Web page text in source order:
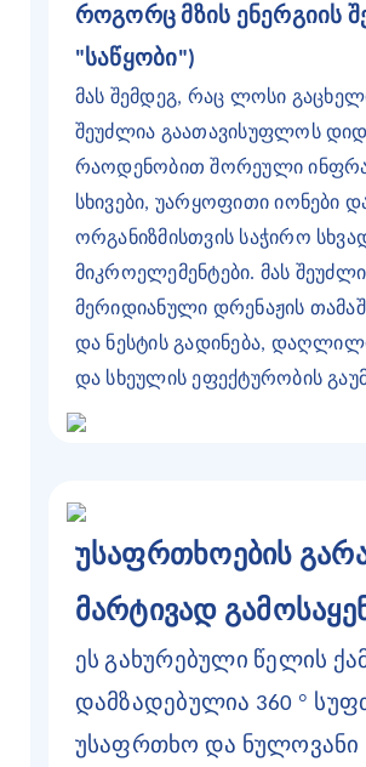
როგორც მზის ენერგიის
"საწყობი")
მას შემდეგ, რაც ლოსი
შეუძლია გაათავისუფლოს
რაოდენობით შორეული
სხივები, უარყოფითი იონები
ორგანიზმისთვის საჭირო
მიკროელემენტები. მას
მერიდიანული დრენაჟის
და ნესტის გადინება,
და სხეულის ეფექტურობის
უსაფრთხოების
მარტივად
ეს გახურებული წელის
დამზადებულია 360 °
უსაფრთხო და ნულოვანი